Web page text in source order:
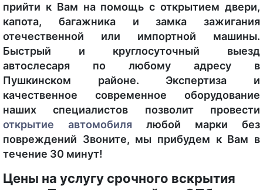
прийти к Вам на помощь с открытием двери,
капота, багажника и замка зажигания
отечественной или импортной машины.
Быстрый и круглосуточный выезд
автослесаря по любому адресу в
Пушкинском районе. Экспертиза и
качественное современное оборудование
наших специалистов позволит провести
открытие автомобиля любой марки без
повреждений Звоните, мы прибудем к Вам в
течение 30 минут!
Цены на услугу срочного вскрытия